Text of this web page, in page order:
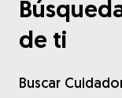
de ti
Buscar